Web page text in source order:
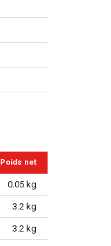
Poids net
0.05 kg
3.2 kg
3.2 kg